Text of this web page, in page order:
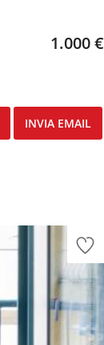
1.000 €
INVIA EMAIL